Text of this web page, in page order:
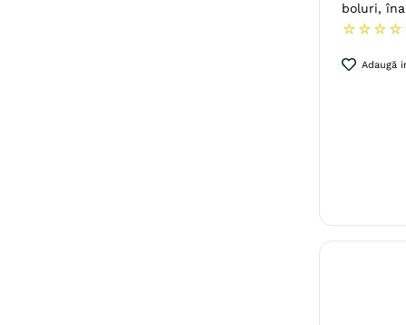
boluri,
☆ ☆ ☆ ☆
Adaugă